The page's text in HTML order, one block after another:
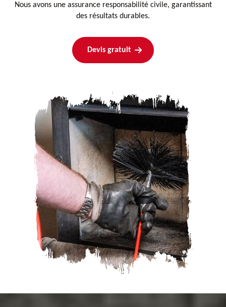
Nous avons une assurance responsabilité civile, garantissant
des résultats durables.
Devis gratuit